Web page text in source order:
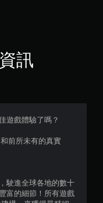
分
5
星
訊
遊戲體驗了嗎？
前所未有的真實
駛進全球各地的數十
富的細節！所有遊戲